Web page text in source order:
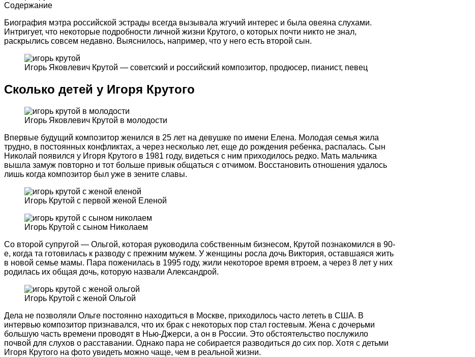
Содержание
Биография мэтра российской эстрады всегда вызывала жгучий интерес и была овеяна слухами.
Интригует, что некоторые подробности личной жизни Крутого, о которых почти никто не знал,
раскрылись совсем недавно. Выяснилось, например, что у него есть второй сын.
Игорь Яковлевич Крутой — советский и российский композитор, продюсер, пианист, певец
Сколько детей у Игоря Крутого
Игорь Яковлевич Крутой в молодости
Впервые будущий композитор женился в 25 лет на девушке по имени Елена. Молодая семья жила
трудно, в постоянных конфликтах, а через несколько лет, еще до рождения ребенка, распалась. Сын
Николай появился у Игоря Крутого в 1981 году, видеться с ним приходилось редко. Мать мальчика
вышла замуж повторно и тот больше привык общаться с отчимом. Восстановить отношения удалось
лишь когда композитор был уже в зените славы.
Игорь Крутой с первой женой Еленой
Игорь Крутой с сыном Николаем
Со второй супругой — Ольгой, которая руководила собственным бизнесом, Крутой познакомился в 90-
е, когда та готовилась к разводу с прежним мужем. У женщины росла дочь Виктория, оставшаяся жить
в новой семье мамы. Пара поженилась в 1995 году, жили некоторое время втроем, а через 8 лет у них
родилась их общая дочь, которую назвали Александрой.
Игорь Крутой с женой Ольгой
Дела не позволяли Ольге постоянно находиться в Москве, приходилось часто лететь в США. В
интервью композитор признавался, что их брак с некоторых пор стал гостевым. Жена с дочерьми
большую часть времени проводят в Нью-Джерси, а он в России. Это обстоятельство послужило
почвой для слухов о расставании. Однако пара не собирается разводиться до сих пор. Хотя с детьми
Игоря Крутого на фото увидеть можно чаще, чем в реальной жизни.